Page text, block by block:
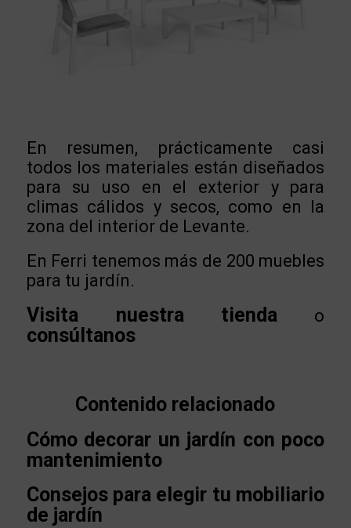
En resumen, prácticamente casi
todos los materiales están diseñados
para su uso en el exterior y para
climas cálidos y secos, como en la
zona del interior de Levante.
En Ferri tenemos más de 200 muebles
para tu jardín.
Visita nuestra tienda o
consúltanos
Contenido relacionado
Cómo decorar un jardín con poco
mantenimiento
Consejos para elegir tu mobiliario
de jardín